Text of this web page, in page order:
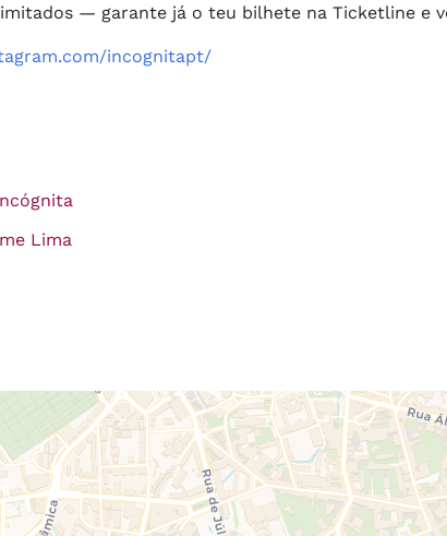
— garante já o teu bilhete na Ticketline e
incognitapt/
Lima